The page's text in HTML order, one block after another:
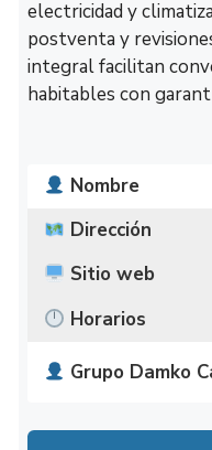
electricidad y
postventa y
integral facilitan
habitables con
Nombre
Dirección
Sitio web
Horarios
Grupo Damko
Lunes